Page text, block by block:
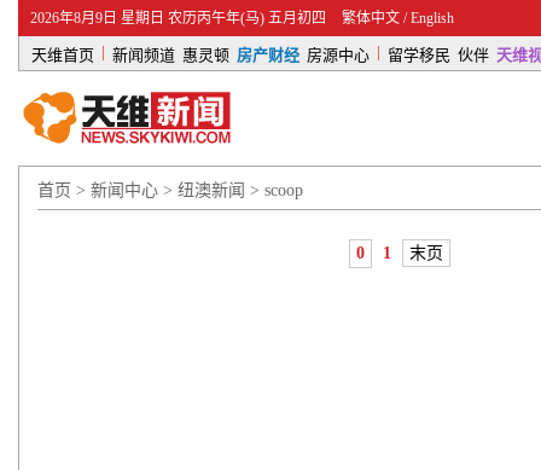
2026年8月9日 星期日 农历丙午年(马) 五月初四 繁体中文 /English
天维首页 | 新闻频道 惠灵顿 房产财经 房源中心 | 留学移民 伙伴 天维
首页 > 新闻中心 > 纽澳新闻 > scoop
0 1 末页